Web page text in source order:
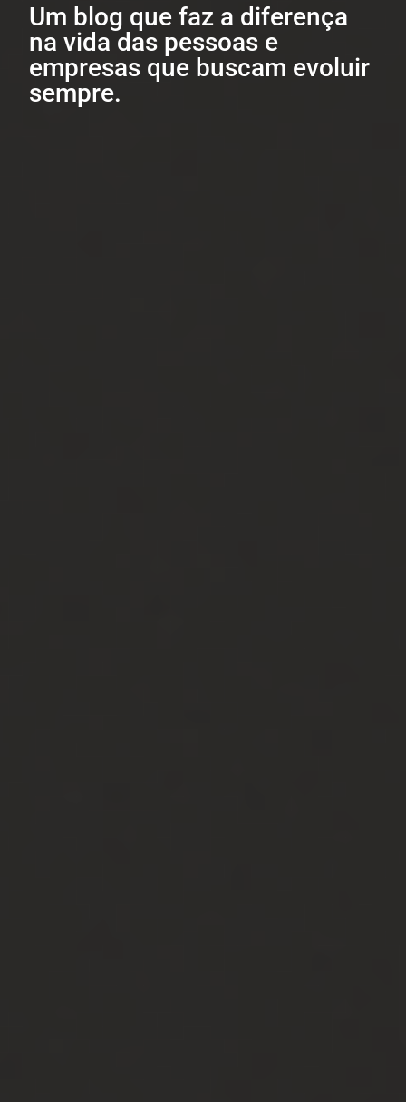
Um blog que faz a diferença
na vida das pessoas e
empresas que buscam evoluir
sempre.